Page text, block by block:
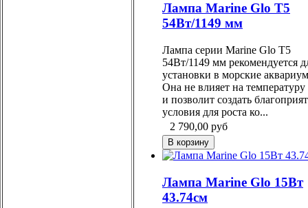
Лампа Marine Glo Т5
54Вт/1149 мм
Лампа серии Marine Glo Т5
54Вт/1149 мм рекомендуется
установки в морские
Она не влияет на
и позволит создать
условия для роста ко...
2 790,00 руб
Лампа Marine Glo 15Вт
43.74см